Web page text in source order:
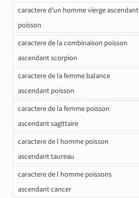
caractere d'un homme vierge ascendant
poisson
caractere de la combinaison poisson
ascendant scorpion
caractere de la femme balance
ascendant poisson
caractere de la femme poisson
ascendant sagittaire
caractere de l homme poisson
ascendant taureau
caractere de l homme poissons
ascendant cancer